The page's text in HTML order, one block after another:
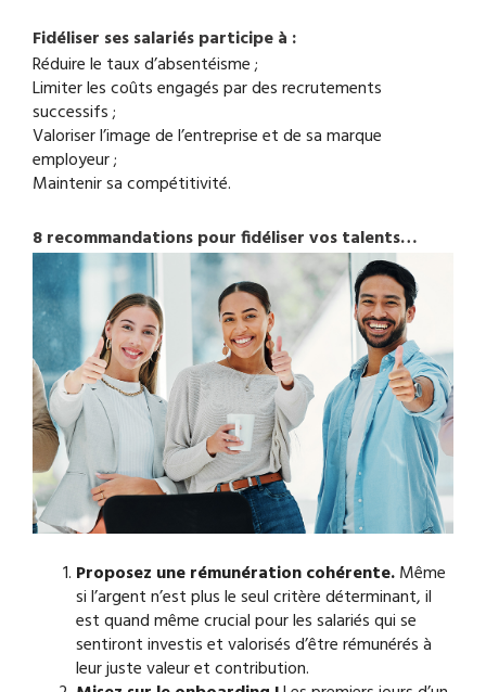
Fidéliser ses salariés participe à :
Réduire le taux d’absentéisme ;
Limiter les coûts engagés par des recrutements
successifs ;
Valoriser l’image de l’entreprise et de sa marque
employeur ;
Maintenir sa compétitivité.
8 recommandations pour fidéliser vos talents…
Proposez une rémunération cohérente.Même
si l’argent n’est plus le seul critère déterminant, il
est quand même crucial pour les salariés qui se
sentiront investis et valorisés d’être rémunérés à
leur juste valeur et contribution.